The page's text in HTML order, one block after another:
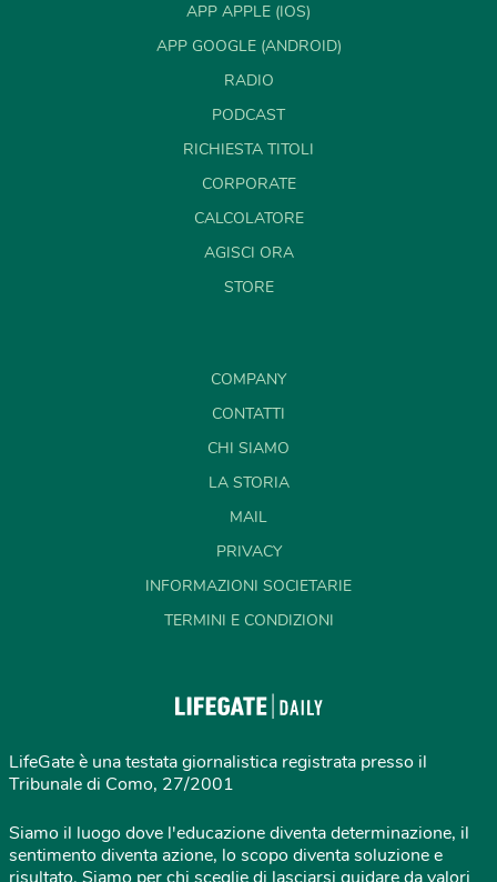
APP APPLE (IOS)
APP GOOGLE (ANDROID)
RADIO
PODCAST
RICHIESTA TITOLI
CORPORATE
CALCOLATORE
AGISCI ORA
STORE
COMPANY
CONTATTI
CHI SIAMO
LA STORIA
MAIL
PRIVACY
INFORMAZIONI SOCIETARIE
TERMINI E CONDIZIONI
LifeGate è una testata giornalistica registrata presso il
Tribunale di Como, 27/2001
Siamo il luogo dove l'educazione diventa determinazione, il
sentimento diventa azione, lo scopo diventa soluzione e